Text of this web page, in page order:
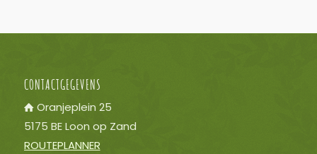
CONTACTGEGEVENS
Oranjeplein 25
5175 BE Loon op Zand
ROUTEPLANNER